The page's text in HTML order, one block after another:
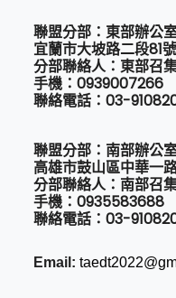
聯盟分部：東部辦公
宜蘭市大坡路二段81號
分部聯絡人：東部召
手機：0939007266
聯絡電話：03-
聯盟分部：南部辦公
高雄市鼓山區中華一
分部聯絡人：南部召
手機：0935583688
聯絡電話：03-
Email: